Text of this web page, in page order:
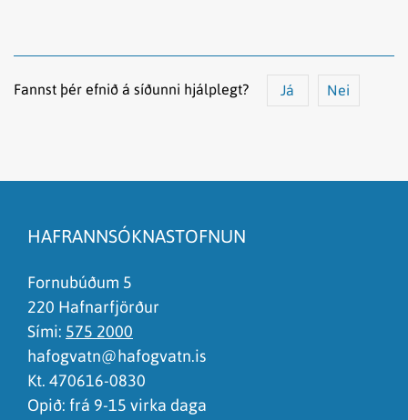
Fannst þér efnið á síðunni hjálplegt? Já Nei
Það er of mikið efni á síðunni
Ég skil ekki efnið, finnst það of flókið
HAFRANNSÓKNASTOFNUN
Fornubúðum 5
220 Hafnarfjörður
Sími: 575 2000
hafogvatn@hafogvatn.is
Kt. 470616-0830
Opið: frá 9-15 virka daga